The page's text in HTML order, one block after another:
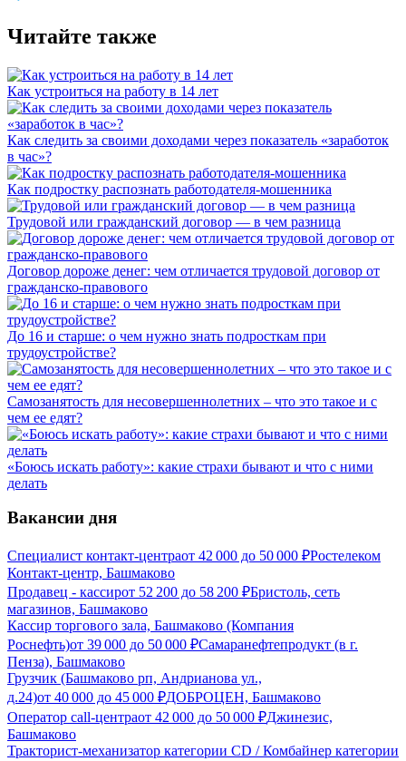
Читайте также
Как устроиться на работу в 14 лет
Как следить за своими доходами через показатель «заработок
в час»?
Как подростку распознать работодателя-мошенника
Трудовой или гражданский договор — в чем разница
Договор дороже денег: чем отличается трудовой договор от
гражданско-правового
До 16 и старше: о чем нужно знать подросткам при
трудоустройстве?
Самозанятость для несовершеннолетних – что это такое и с
чем ее едят?
«Боюсь искать работу»: какие страхи бывают и что с ними
делать
Вакансии дня
Специалист контакт-центраот 42 000 до 50 000 ₽Ростелеком
Контакт-центр, Башмаково
Продавец - кассирот 52 200 до 58 200 ₽Бристоль, сеть
магазинов, Башмаково
Кассир торгового зала, Башмаково (Компания
Роснефть)от 39 000 до 50 000 ₽Самаранефтепродукт (в г.
Пенза), Башмаково
Грузчик (Башмаково рп, Андрианова ул.,
д.24)от 40 000 до 45 000 ₽ДОБРОЦЕН, Башмаково
Оператор call-центраот 42 000 до 50 000 ₽Джинезис,
Башмаково
Тракторист-механизатор категории CD / Комбайнер категории